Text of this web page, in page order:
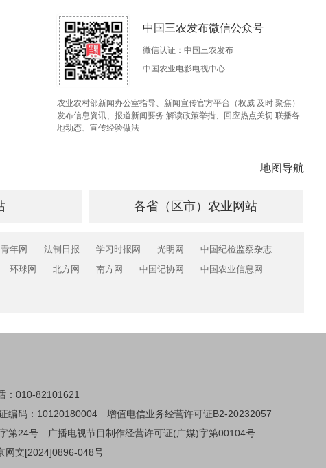
中国三农发布微信公众号
微信认证：中国三农发布
中国农业电影电视中心
农业农村部新闻办公室指导、新闻宣传官方平台（权威 及时 聚焦）
发布信息资讯、报道新闻要务 解读政策举措、回应热点关切 联播各
地动态、宣传经验做法
地图导航
各省（区市）农业网站
年网 法制日报 学习时报网 光明网
中国纪检监察杂志
环球网 北方网 南方网 中国记协网
中国农业信息网
：010-82101621
编码：10120180004
增值电信业务经营许可证B2-20232057
第24号
广播电视节目制作经营许可证(广媒)字第00104号
网文[2024]0896-048号